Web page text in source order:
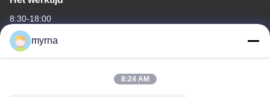
8:30-18:00
Ons adres
No. 3, Gaoya Industrial Park, Baotai Road, Gaoxin Development
myrna
8:24 AM